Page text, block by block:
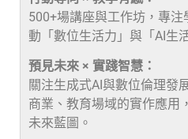
500+場講座與工作坊，專
動「數位生活力」與「AI生
預見未來 × 實踐智慧：
關注生成式AI與數位倫理發
商業、教育場域的實作應用
未來藍圖。